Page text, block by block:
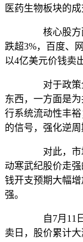
医药生物板块的
核心股方面
跌超3%，百度、
以4亿美元价钱卖
对于政策企
东西，一方面是
行系统流动性丰
的信号，强化逆周
对此，市场
动寒武纪股价走
钱开支预期大幅
强。
自7月11日
卖日，股价累计大